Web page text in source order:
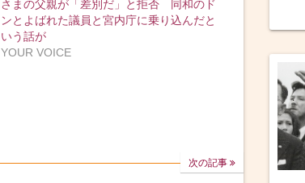
さまの父親が「差別だ」と拒否 同和のド
ンとよばれた議員と宮内庁に乗り込んだと
いう話が
YOUR VOICE
次の記事